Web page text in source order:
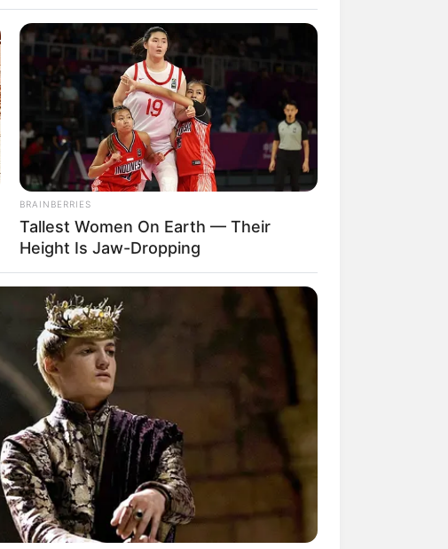
BRAINBERRIES
Tallest Women On Earth — Their
Height Is Jaw-Dropping